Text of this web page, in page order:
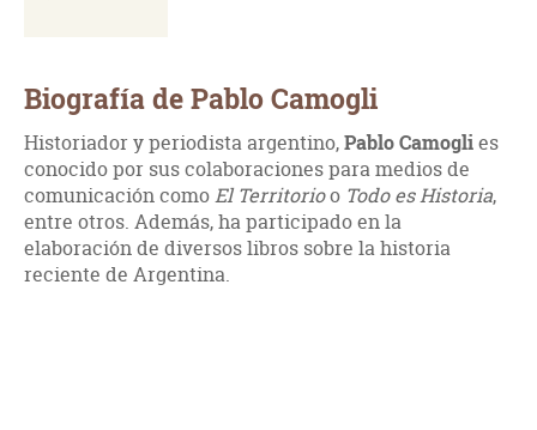
Biografía de Pablo Camogli
Historiador y periodista argentino,Pablo Camoglies
conocido por sus colaboraciones para medios de
comunicación comoEl Territorioo Todo es Historia,
entre otros. Además, ha participado en la
elaboración de diversos libros sobre la historia
reciente de Argentina.